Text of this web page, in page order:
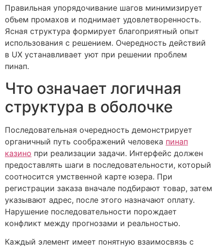
Правильная упорядочивание шагов минимизирует
объем промахов и поднимает удовлетворенность.
Ясная структура формирует благоприятный опыт
использования с решением. Очередность действий
в UX устанавливает уют при решении проблем
пинап.
Что означает логичная
структура в оболочке
Последовательная очередность демонстрирует
органичный путь соображений человека пинап
казино при реализации задачи. Интерфейс должен
предоставлять шаги в последовательности, который
соотносится умственной карте юзера. При
регистрации заказа вначале подбирают товар, затем
указывают адрес, после этого назначают оплату.
Нарушение последовательности порождает
конфликт между прогнозами и реальностью.
Каждый элемент имеет понятную взаимосвязь с